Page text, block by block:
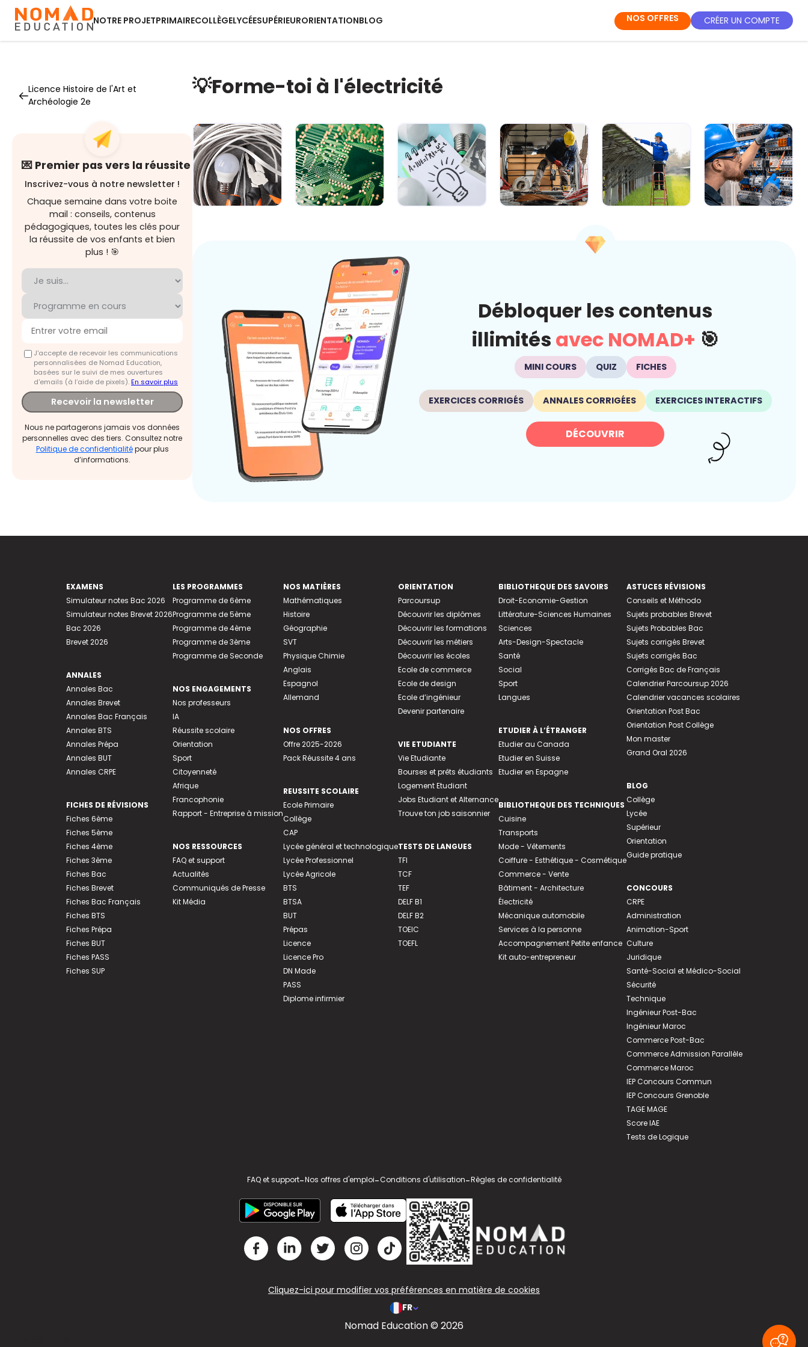
NOTRE PROJETPRIMAIRECOLLÈGELYCÉESUPÉRIEURORIENTATIONBLOG NOS OFFRES CRÉER UN COMPTE
Licence Histoire de l'Art et
Archéologie 2e
💌 Premier pas vers la réussite
Inscrivez-vous à notre newsletter !
Chaque semaine dans votre boite
mail : conseils, contenus
pédagogiques, toutes les clés pour
la réussite de vos enfants et bien
plus ! 🎯
J'accepte de recevoir les communications
personnalisées de Nomad Education,
basées sur le suivi de mes ouvertures
d'emails (à l’aide de pixels).En savoir plus
Recevoir la newsletter
Nous ne partagerons jamais vos données
personnelles avec des tiers. Consultez notre
Politique de confidentialitépour plus
d’informations.
💡Forme-toi à l'électricité
fonctionnement...
Débloquer les contenus
illimités avec NOMAD+ 🎯
MINI COURS QUIZ FICHES
EXERCICES CORRIGÉS ANNALES CORRIGÉES EXERCICES INTERACTIFS
DÉCOUVRIR
EXAMENS
Simulateur notes Bac 2026
Simulateur notes Brevet 2026
Bac 2026
Brevet 2026
ANNALES
Annales Bac
Annales Brevet
Annales Bac Français
Annales BTS
Annales Prépa
Annales BUT
Annales CRPE
FICHES DE RÉVISIONS
Fiches 6ème
Fiches 5ème
Fiches 4ème
Fiches 3ème
Fiches Bac
Fiches Brevet
Fiches Bac Français
Fiches BTS
Fiches Prépa
Fiches BUT
Fiches PASS
Fiches SUP
LES PROGRAMMES
Programme de 6ème
Programme de 5ème
Programme de 4ème
Programme de 3ème
Programme de Seconde
NOS ENGAGEMENTS
Nos professeurs
IA
Réussite scolaire
Orientation
Sport
Citoyenneté
Afrique
Francophonie
Rapport - Entreprise à mission
NOS RESSOURCES
FAQ et support
Actualités
Communiqués de Presse
Kit Média
NOS MATIÈRES
Mathématiques
Histoire
Géographie
SVT
Physique Chimie
Anglais
Espagnol
Allemand
NOS OFFRES
Offre 2025-2026
Pack Réussite 4 ans
REUSSITE SCOLAIRE
Ecole Primaire
Collège
CAP
Lycée général et technologique
Lycée Professionnel
Lycée Agricole
BTS
BTSA
BUT
Prépas
Licence
Licence Pro
DN Made
PASS
Diplome infirmier
ORIENTATION
Parcoursup
Découvrir les diplômes
Découvrir les formations
Découvrir les métiers
Découvrir les écoles
Ecole de commerce
Ecole de design
Ecole d’ingénieur
Devenir partenaire
VIE ETUDIANTE
Vie Etudiante
Bourses et prêts étudiants
Logement Etudiant
Jobs Etudiant et Alternance
Trouve ton job saisonnier
TESTS DE LANGUES
TFI
TCF
TEF
DELF B1
DELF B2
TOEIC
TOEFL
BIBLIOTHEQUE DES SAVOIRS
Droit-Economie-Gestion
Littérature-Sciences Humaines
Sciences
Arts-Design-Spectacle
Santé
Social
Sport
Langues
ETUDIER À L’ÉTRANGER
Etudier au Canada
Etudier en Suisse
Etudier en Espagne
BIBLIOTHEQUE DES TECHNIQUES
Cuisine
Transports
Mode - Vêtements
Coiffure - Esthétique - Cosmétique
Commerce - Vente
Bâtiment - Architecture
Électricité
Mécanique automobile
Services à la personne
Accompagnement Petite enfance
Kit auto-entrepreneur
ASTUCES RÉVISIONS
Conseils et Méthodo
Sujets probables Brevet
Sujets Probables Bac
Sujets corrigés Brevet
Sujets corrigés Bac
Corrigés Bac de Français
Calendrier Parcoursup 2026
Calendrier vacances scolaires
Orientation Post Bac
Orientation Post Collège
Mon master
Grand Oral 2026
BLOG
Collège
Lycée
Supérieur
Orientation
Guide pratique
CONCOURS
CRPE
Administration
Animation-Sport
Culture
Juridique
Santé-Social et Médico-Social
Sécurité
Technique
Ingénieur Post-Bac
Ingénieur Maroc
Commerce Post-Bac
Commerce Admission Parallèle
Commerce Maroc
IEP Concours Commun
IEP Concours Grenoble
TAGE MAGE
Score IAE
Tests de Logique
FAQ et support-Nos offres d'emploi-Conditions d'utilisation-Règles de confidentialité
Cliquez-ici pour modifier vos préférences en matière de cookies
FR
Nomad Education © 2026